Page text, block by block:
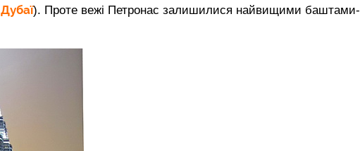
Дубаї). Проте вежі Петронас залишилися найвищими баштами-